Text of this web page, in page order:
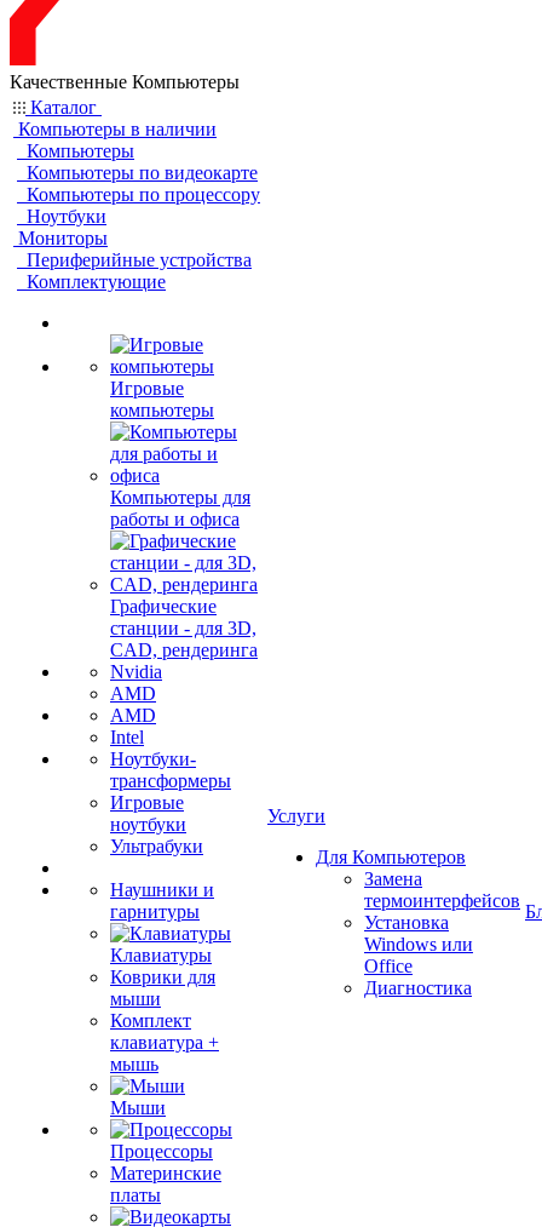
Качественные Компьютеры
Каталог
Компьютеры в наличии
Компьютеры
Компьютеры по видеокарте
Компьютеры по процессору
Ноутбуки
Мониторы
Периферийные устройства
Комплектующие
Игровые
компьютеры
Компьютеры для
работы и офиса
Графические
станции - для 3D,
CAD, рендеринга
Nvidia
AMD
AMD
Intel
Ноутбуки-
трансформеры
Игровые
ноутбуки
Ультрабуки
Наушники и
гарнитуры
Клавиатуры
Коврики для
мыши
Комплект
клавиатура +
мышь
Мыши
Процессоры
Материнские
платы
Услуги
Для Компьютеров
Замена
термоинтерфейсов
Установка
Windows или
Office
Диагностика